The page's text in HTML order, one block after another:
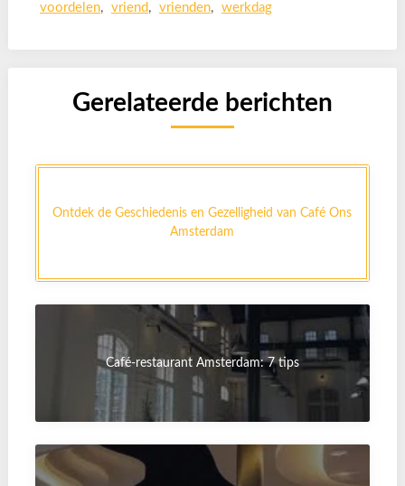
voordelen, vriend, vrienden, werkdag
Gerelateerde berichten
Ontdek de Geschiedenis en Gezelligheid van Café Ons
Amsterdam
Café-restaurant Amsterdam: 7 tips